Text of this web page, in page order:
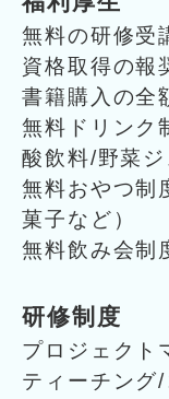
無料の研修受
資格取得の報
書籍購入の全
無料ドリンク
酸飲料/野菜ジ
無料おやつ制
菓子など）
無料飲み会制
研修制度
プロジェクト
ティーチング